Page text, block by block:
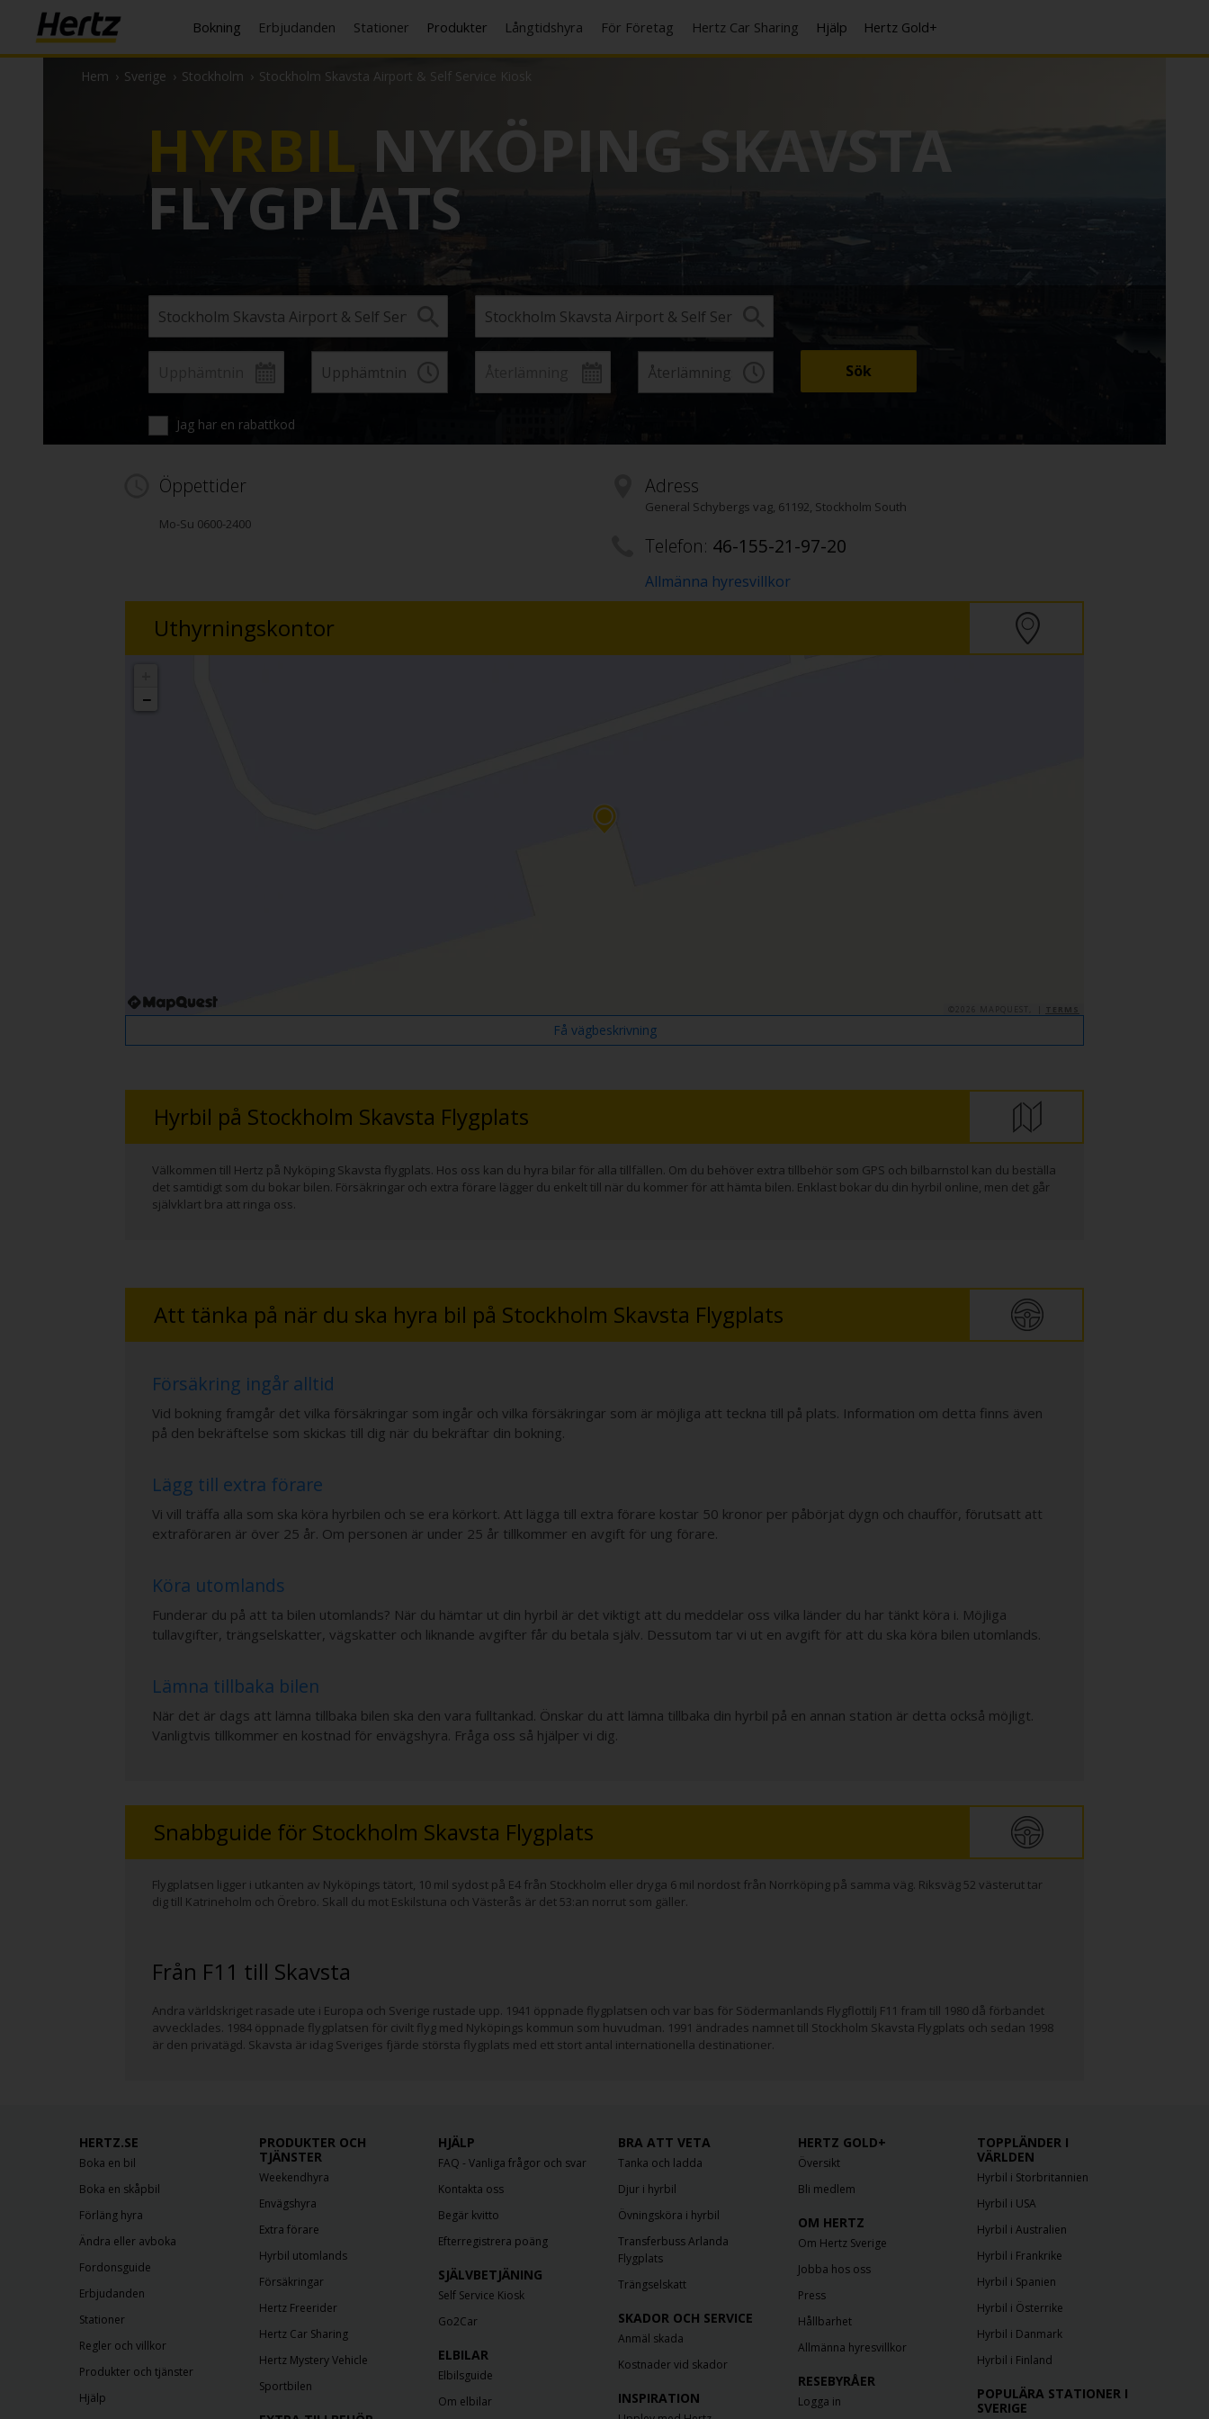
Bokning Erbjudanden Stationer Produkter Långtidshyra För Företag Hertz Car Sharing Hjälp Hertz Gold+
Hem › Sverige › Stockholm › Stockholm Skavsta Airport & Self Service Kiosk
HYRBIL NYKÖPING SKAVSTA
FLYGPLATS
Jag har en rabattkod
Öppettider
Mo-Su 0600-2400
Adress
General Schybergs vag, 61192, Stockholm South
Telefon: 46-155-21-97-20
Allmänna hyresvillkor
Uthyrningskontor
−
Få vägbeskrivning
Hyrbil på Stockholm Skavsta Flygplats
Välkommen till Hertz på Nyköping Skavsta flygplats. Hos oss kan du hyra bilar för alla tillfällen. Om du behöver extra tillbehör som GPS och bilbarnstol kan du beställa
det samtidigt som du bokar bilen. Försäkringar och extra förare lägger du enkelt till när du kommer för att hämta bilen. Enklast bokar du din hyrbil online, men det går
självklart bra att ringa oss.
Att tänka på när du ska hyra bil på Stockholm Skavsta Flygplats
Försäkring ingår alltid
Vid bokning framgår det vilka försäkringar som ingår och vilka försäkringar som är möjliga att teckna till på plats. Information om detta finns även
på den bekräftelse som skickas till dig när du bekräftar din bokning.
Lägg till extra förare
Vi vill träffa alla som ska köra hyrbilen och se era körkort. Att lägga till extra förare kostar 50 kronor per påbörjat dygn och chaufför, förutsatt att
extraföraren är över 25 år. Om personen är under 25 år tillkommer en avgift för ung förare.
Köra utomlands
Funderar du på att ta bilen utomlands? När du hämtar ut din hyrbil är det viktigt att du meddelar oss vilka länder du har tänkt köra i. Möjliga
tullavgifter, trängselskatter, vägskatter och liknande avgifter får du betala själv. Dessutom tar vi ut en avgift för att du ska köra bilen utomlands.
Lämna tillbaka bilen
När det är dags att lämna tillbaka bilen ska den vara fulltankad. Önskar du att lämna tillbaka din hyrbil på en annan station är detta också möjligt.
Vanligtvis tillkommer en kostnad för envägshyra. Fråga oss så hjälper vi dig.
Snabbguide för Stockholm Skavsta Flygplats
Flygplatsen ligger i utkanten av Nyköpings tätort, 10 mil sydost på E4 från Stockholm eller dryga 6 mil nordost från Norrköping på samma väg. Riksväg 52 västerut tar
dig till Katrineholm och Örebro. Skall du mot Eskilstuna och Västerås är det 53:an norrut som gäller.
Från F11 till Skavsta
Andra världskriget rasade ute i Europa och Sverige rustade upp. 1941 öppnade flygplatsen och var bas för Södermanlands Flygflottilj F11 fram till 1980 då förbandet
avvecklades. 1984 öppnade flygplatsen för civilt flyg med Nyköpings kommun som huvudman. 1991 ändrades namnet till Stockholm Skavsta Flygplats och sedan 1998
är den privatägd. Skavsta är idag Sveriges fjärde största flygplats med ett stort antal internationella destinationer.
HERTZ.SE
Boka en bil
Boka en skåpbil
Förläng hyra
Ändra eller avboka
Fordonsguide
Erbjudanden
Stationer
Regler och villkor
Produkter och tjänster
Hjälp
PRODUKTER OCH
TJÄNSTER
Weekendhyra
Envägshyra
Extra förare
Hyrbil utomlands
Försäkringar
Hertz Freerider
Hertz Car Sharing
Hertz Mystery Vehicle
Sportbilen
HJÄLP
FAQ - Vanliga frågor och svar
Kontakta oss
Begär kvitto
Efterregistrera poäng
SJÄLVBETJÄNING
Self Service Kiosk
Go2Car
ELBILAR
Elbilsguide
Om elbilar
BRA ATT VETA
Tanka och ladda
Djur i hyrbil
Övningsköra i hyrbil
Transferbuss Arlanda
Flygplats
Trängselskatt
SKADOR OCH SERVICE
Anmäl skada
Kostnader vid skador
INSPIRATION
HERTZ GOLD+
Översikt
Bli medlem
OM HERTZ
Om Hertz Sverige
Jobba hos oss
Press
Hållbarhet
Allmänna hyresvillkor
RESEBYRÅER
Logga in
TOPPLÄNDER I
VÄRLDEN
Hyrbil i Storbritannien
Hyrbil i USA
Hyrbil i Australien
Hyrbil i Frankrike
Hyrbil i Spanien
Hyrbil i Österrike
Hyrbil i Danmark
Hyrbil i Finland
POPULÄRA STATIONER I
SVERIGE